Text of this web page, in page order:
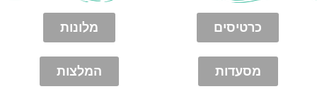
כרטיסים מלונות
מסעדות המלצות